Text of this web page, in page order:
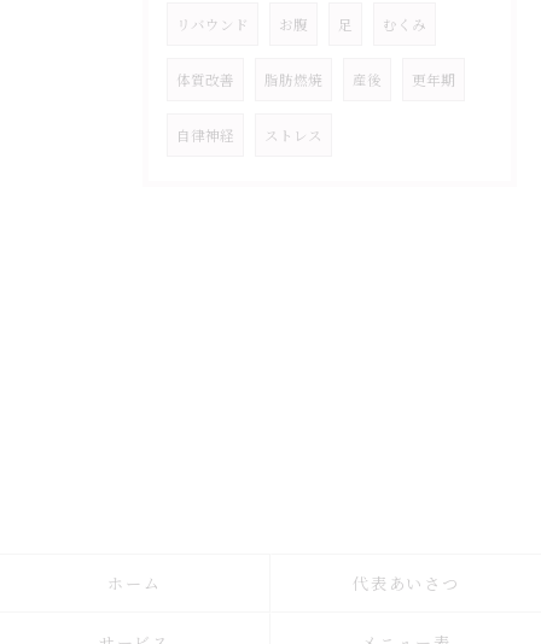
リバウンド お腹 足 むくみ
体質改善 脂肪燃焼 産後 更年期
自律神経 ストレス
ホーム 代表あいさつ